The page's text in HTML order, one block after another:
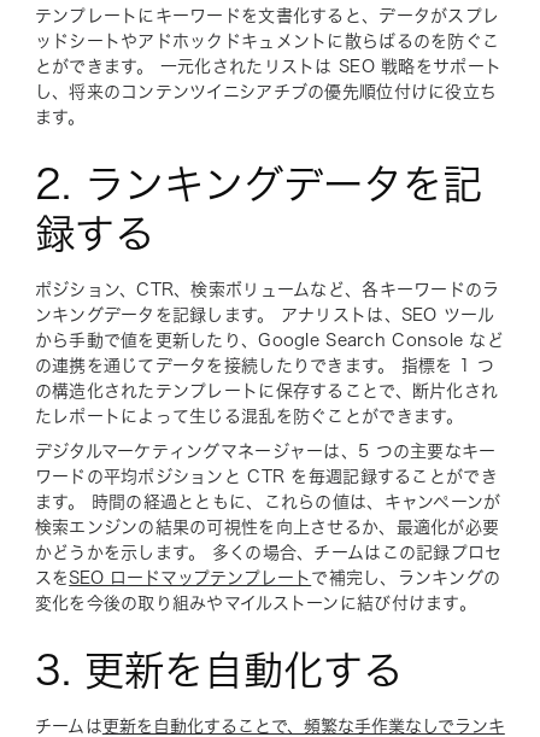
テンプレートにキーワードを文書化すると、データがスプレ
ッドシートやアドホックドキュメントに散らばるのを防ぐこ
とができます。 一元化されたリストは SEO 戦略をサポート
し、将来のコンテンツイニシアチブの優先順位付けに役立ち
ます。
2. ランキングデータを記
録する
ポジション、CTR、検索ボリュームなど、各キーワードのラ
ンキングデータを記録します。 アナリストは、SEO ツール
から手動で値を更新したり、Google Search Console など
の連携を通じてデータを接続したりできます。 指標を 1 つ
の構造化されたテンプレートに保存することで、断片化され
たレポートによって生じる混乱を防ぐことができます。
デジタルマーケティングマネージャーは、5 つの主要なキー
ワードの平均ポジションと CTR を毎週記録することができ
ます。 時間の経過とともに、これらの値は、キャンペーンが
検索エンジンの結果の可視性を向上させるか、最適化が必要
かどうかを示します。 多くの場合、チームはこの記録プロセ
スを SEO ロードマップテンプレート で補完し、ランキングの
変化を今後の取り組みやマイルストーンに結び付けます。
3. 更新を自動化する
チームは 更新を自動化することで、頻繁な手作業なしでランキ